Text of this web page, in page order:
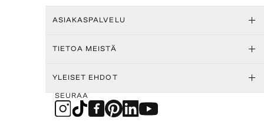
ASIAKASPALVELU
TIETOA MEISTÄ
YLEISET EHDOT
SEURAA